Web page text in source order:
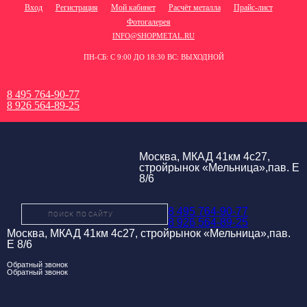
Вход Регистрация Мой кабинет Расчёт металла
Прайс-лист
Фотогалерея
INFO@SHOPMETAL.RU
ПН-СБ: С 9:00 ДО 18:30 ВС: ВЫХОДНОЙ
8 495 764-90-77
8 926 564-89-25
Москва, МКАД 41км 4с27,
стройрынок «Мельница»,пав. Е
8/6
8 495 764-90-77
8 926 564-89-25
Москва, МКАД 41км 4с27, стройрынок «Мельница»,пав.
Е 8/6
Обратный звонок
Обратный звонок